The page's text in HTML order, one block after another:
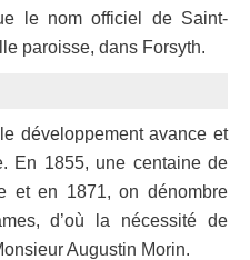
le nom officiel de Saint-
paroisse, dans Forsyth.
développement avance et
En 1855, une centaine de
et en 1871, on dénombre
d’où la nécessité de
Augustin Morin.